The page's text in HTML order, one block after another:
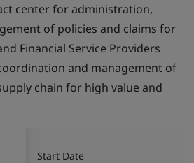
center for administration,
of policies and claims for
Financial Service Providers
and management of
chain for high value and
Start Date